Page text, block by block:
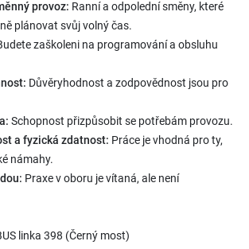
provoz: Ranní a odpolední směny, které
plánovat svůj volný čas.
zaškoleni na programování a obsluhu
Důvěryhodnost a zodpovědnost jsou pro
Schopnost přizpůsobit se potřebám provozu.
a fyzická zdatnost: Práce je vhodná pro ty,
námahy.
Praxe v oboru je vítaná, ale není
linka 398 (Černý most)